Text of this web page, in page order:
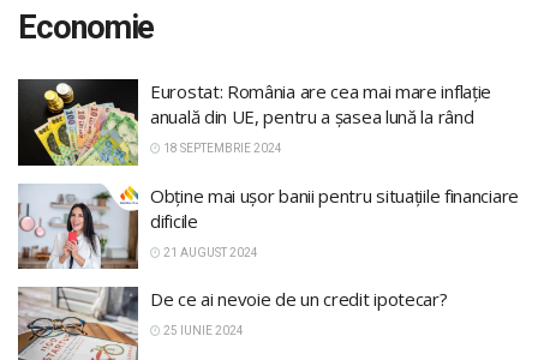
Economie
Eurostat: România are cea mai mare inflație
anuală din UE, pentru a șasea lună la rând
18 SEPTEMBRIE 2024
Obține mai ușor banii pentru situațiile financiare
dificile
21 AUGUST 2024
De ce ai nevoie de un credit ipotecar?
25 IUNIE 2024